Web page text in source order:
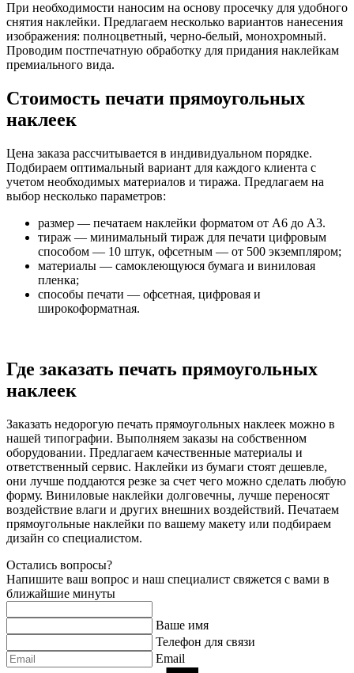
При необходимости наносим на основу просечку для удобного
снятия наклейки. Предлагаем несколько вариантов нанесения
изображения: полноцветный, черно-белый, монохромный.
Проводим постпечатную обработку для придания наклейкам
премиального вида.
Стоимость печати прямоугольных
наклеек
Цена заказа рассчитывается в индивидуальном порядке.
Подбираем оптимальный вариант для каждого клиента с
учетом необходимых материалов и тиража. Предлагаем на
выбор несколько параметров:
размер — печатаем наклейки форматом от А6 до А3.
тираж — минимальный тираж для печати цифровым
способом — 10 штук, офсетным — от 500 экземпляром;
материалы — самоклеющуюся бумага и виниловая
пленка;
способы печати — офсетная, цифровая и
широкоформатная.
Где заказать печать прямоугольных
наклеек
Заказать недорогую печать прямоугольных наклеек можно в
нашей типографии. Выполняем заказы на собственном
оборудовании. Предлагаем качественные материалы и
ответственный сервис. Наклейки из бумаги стоят дешевле,
они лучше поддаются резке за счет чего можно сделать любую
форму. Виниловые наклейки долговечны, лучше переносят
воздействие влаги и других внешних воздействий. Печатаем
прямоугольные наклейки по вашему макету или подбираем
дизайн со специалистом.
Остались вопросы?
Напишите ваш вопрос и наш специалист свяжется с вами в
ближайшие минуты
Ваше имя
Телефон для связи
Email